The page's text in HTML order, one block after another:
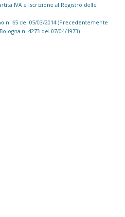
IVA e Iscrizione al Registro delle
n. 65 del 05/03/2014 (Precedentemente
n. 4273 del 07/04/1973)